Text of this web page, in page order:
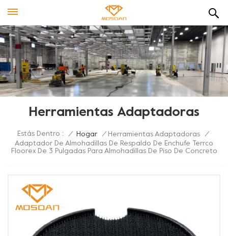
Herramientas Adaptadoras
Estás Dentro : / Hogar / Herramientas Adaptadoras
/
Adaptador De Almohadillas De Respaldo De Enchufe Terrco
Floorex De 3 Pulgadas Para Almohadillas De Piso De Concreto